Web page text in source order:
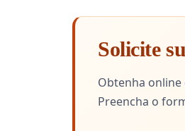
Solicite
Obtenha
Preencha o